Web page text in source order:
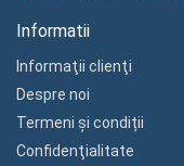
Informatii
Informaţii clienţi
Despre noi
Termeni și condiții
Confidenţialitate